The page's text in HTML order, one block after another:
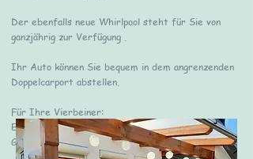
Der ebenfalls neue Whirlpool steht für Sie von
ganzjährig zur Verfügung .
Ihr Auto können Sie bequem in dem angrenzenden
Doppelcarport abstellen.
Für Ihre Vierbeiner:
Eingezäuntes Grundstück! Hundekotbeutel fürs
Grundstück und Trink- und Fressnapf.